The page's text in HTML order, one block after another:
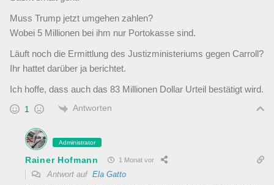
Muss Trump jetzt umgehen zahlen?
Wobei 5 Millionen bei ihm nur Portokasse sind.
Läuft noch die Ermittlung des Justizministeriums gegen Carroll?
Ihr hattet darüber ja berichtet.
Ich hoffe, dass auch das 83 Millionen Dollar Urteil bestätigt wird.
1 Antworten
Administrator
Rainer Hofmann 1 Monat vor
Antwort auf Ela Gatto